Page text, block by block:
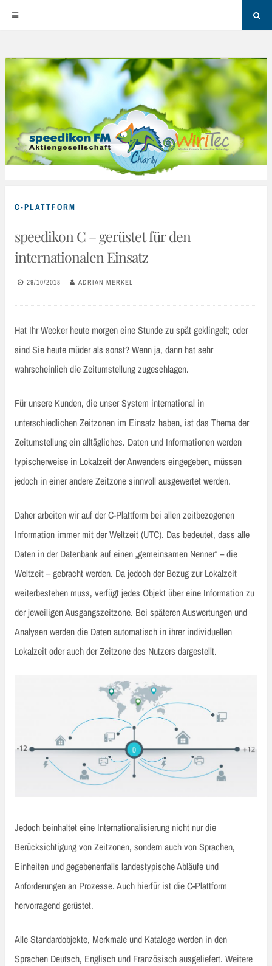
content
C-PLATTFORM
speedikon C – gerüstet für den
internationalen Einsatz
29/10/2018 ADRIAN MERKEL
Hat Ihr Wecker heute morgen eine Stunde zu spät geklingelt; oder
sind Sie heute müder als sonst? Wenn ja, dann hat sehr
wahrscheinlich die Zeitumstellung zugeschlagen.
Für unsere Kunden, die unser System international in
unterschiedlichen Zeitzonen im Einsatz haben, ist das Thema der
Zeitumstellung ein alltägliches. Daten und Informationen werden
typischerweise in Lokalzeit der Anwenders eingegeben, müssen
jedoch in einer andere Zeitzone sinnvoll ausgewertet werden.
Daher arbeiten wir auf der C-Plattform bei allen zeitbezogenen
Information immer mit der Weltzeit (UTC). Das bedeutet, dass alle
Daten in der Datenbank auf einen „gemeinsamen Nenner“ – die
Weltzeit – gebracht werden. Da jedoch der Bezug zur Lokalzeit
weiterbestehen muss, verfügt jedes Objekt über eine Information zu
der jeweiligen Ausgangszeitzone. Bei späteren Auswertungen und
Analysen werden die Daten automatisch in ihrer individuellen
Lokalzeit oder auch der Zeitzone des Nutzers dargestellt.
Jedoch beinhaltet eine Internationalisierung nicht nur die
Berücksichtigung von Zeitzonen, sondern auch von Sprachen,
Einheiten und gegebenenfalls landestypische Abläufe und
Anforderungen an Prozesse. Auch hierfür ist die C-Plattform
hervorragend gerüstet.
Alle Standardobjekte, Merkmale und Kataloge werden in den
Sprachen Deutsch, Englisch und Französisch ausgeliefert. Weitere